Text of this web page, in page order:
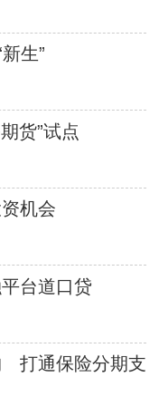
生”
货”试点
机会
台道口贷
打通保险分期支